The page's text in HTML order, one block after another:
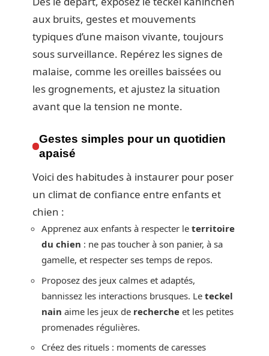
aux bruits, gestes et mouvements
typiques d’une maison vivante, toujours
sous surveillance. Repérez les signes de
malaise, comme les oreilles baissées ou
les grognements, et ajustez la situation
avant que la tension ne monte.
Gestes simples pour un quotidien
apaisé
Voici des habitudes à instaurer pour poser
un climat de confiance entre enfants et
chien :
Apprenez aux enfants à respecter le territoire
du chien : ne pas toucher à son panier, à sa
gamelle, et respecter ses temps de repos.
Proposez des jeux calmes et adaptés,
bannissez les interactions brusques. Le teckel
nain aime les jeux de recherche et les petites
promenades régulières.
Créez des rituels : moments de caresses